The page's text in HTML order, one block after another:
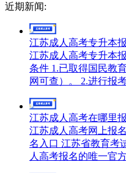
近期新闻:
江苏成人高考专升本
江苏成人高考专升本
条件 1.已取得国民教
网可查）。 2.进行报
江苏成人高考在哪里
江苏成人高考网上报
名入口 江苏省教育考
人高考报名的唯一官